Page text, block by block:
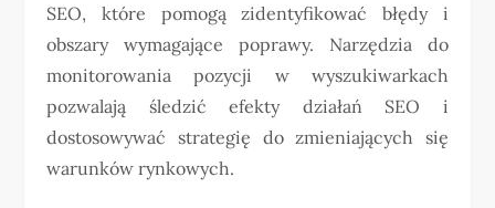
SEO, które pomogą zidentyfikować błędy i
obszary wymagające poprawy. Narzędzia do
monitorowania pozycji w wyszukiwarkach
pozwalają śledzić efekty działań SEO i
dostosowywać strategię do zmieniających się
warunków rynkowych.